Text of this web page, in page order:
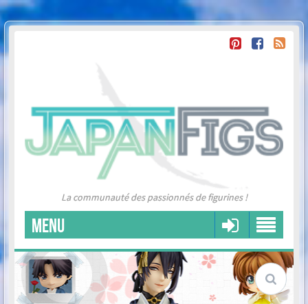
La communauté des passionnés de figurines !
MENU